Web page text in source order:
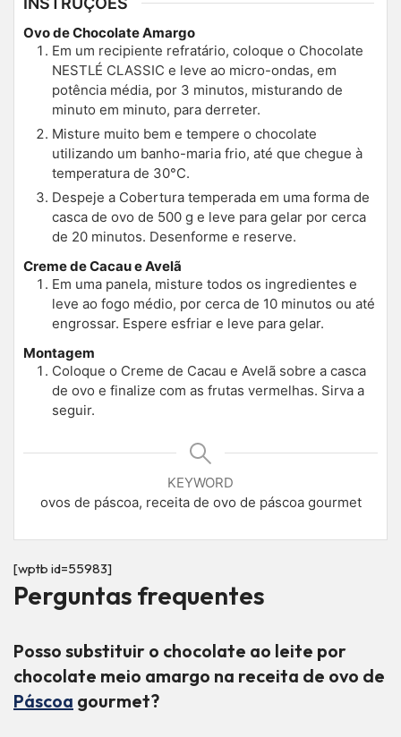
Ovo de Chocolate Amargo
Em um recipiente refratário, coloque o Chocolate
NESTLÉ CLASSIC e leve ao micro-ondas, em
potência média, por 3 minutos, misturando de
minuto em minuto, para derreter.
Misture muito bem e tempere o chocolate
utilizando um banho-maria frio, até que chegue à
temperatura de 30°C.
Despeje a Cobertura temperada em uma forma de
casca de ovo de 500 g e leve para gelar por cerca
de 20 minutos. Desenforme e reserve.
Creme de Cacau e Avelã
Em uma panela, misture todos os ingredientes e
leve ao fogo médio, por cerca de 10 minutos ou até
engrossar. Espere esfriar e leve para gelar.
Montagem
Coloque o Creme de Cacau e Avelã sobre a casca
de ovo e finalize com as frutas vermelhas. Sirva a
seguir.
KEYWORD
ovos de páscoa, receita de ovo de páscoa gourmet
[wptb id=55983]
Perguntas frequentes
Posso substituir o chocolate ao leite por
chocolate meio amargo na receita de ovo de
Páscoa gourmet?